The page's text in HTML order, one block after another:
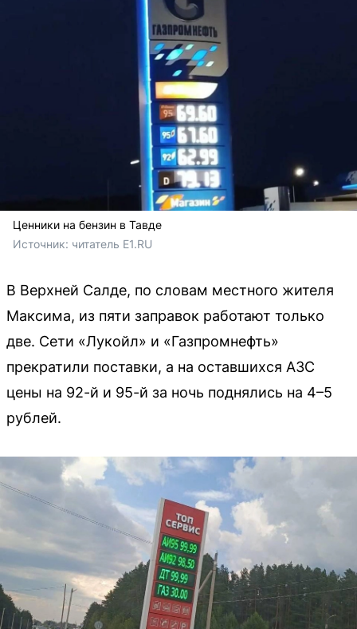
Ценники на бензин в Тавде
Источник: читатель E1.RU
В Верхней Салде, по словам местного жителя
Максима, из пяти заправок работают только
две. Сети «Лукойл» и «Газпромнефть»
прекратили поставки, а на оставшихся АЗС
цены на 92-й и 95-й за ночь поднялись на 4–5
рублей.